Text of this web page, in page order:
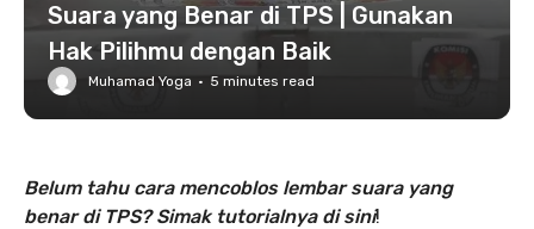
Suara yang Benar di TPS | Gunakan
Hak Pilihmu dengan Baik
Muhamad Yoga · 5 minutes read
Belum tahu cara mencoblos lembar suara yang
benar di TPS? Simak tutorialnya di sini!